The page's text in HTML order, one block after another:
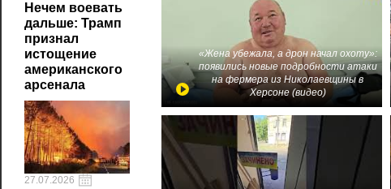
Нечем воевать
дальше: Трамп
признал
истощение
американского
арсенала
27.07.2026
«Жена убежала, а дрон начал охоту»:
появились новые подробности атаки
на фермера из Николаевщины в
Херсоне (видео)